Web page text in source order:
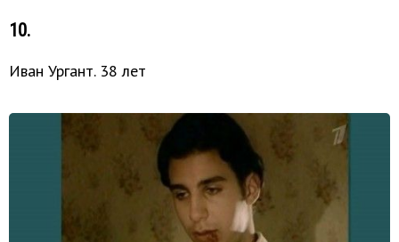
10.
Иван Ургант. 38 лет